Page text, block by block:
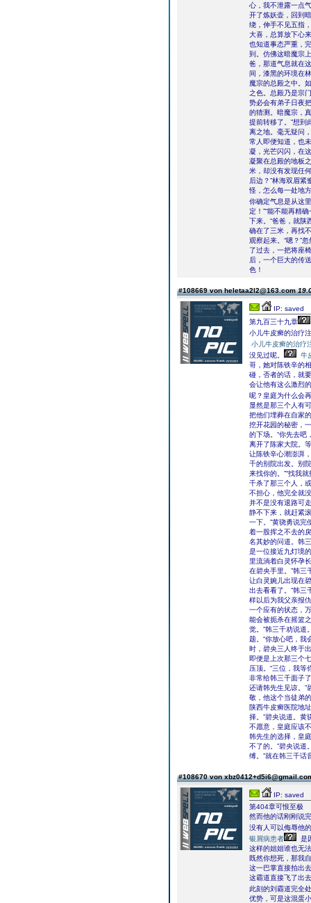
心，我不泄露一点
开了炼妖壶，回到
绕，伸手不见五指
大喜，总算放下心
也知道事态严重，
到。仿佛这暗魔宗
爸，那道气息就在
间，漆黑的环境在
魔宗的总殿之中。
之色。总殿乃是宗
势必会有弟子日夜
的猜测。暗魔宗，
提前转移了。”想到
离之地。毫无疑问
常人即便知道，也
凝，光芒闪闪，在
凝聚在总殿的地板
米，却没有发现任
后边？”林海双眉
怪，怎么每一处地
你确定气息是从这
定！”“能不能再精
下来。“爸爸，就陕
确在了三米，再找
观察起来。“嗯？”
了过去，一把将座
后，一个巨大的传
色！
#108669 von heletaa2l2@163.com
IP: saved
第九百三十九章
小儿牛皮癣的治疗
小儿牛皮癣的治疗
没见过呢。
牛
哥，她对陈铁辛的
碰，否者的话，就
会让他有这么激烈
呢？皇庭为什么会
显然是那三个人有
把他们埋葬在自家
挖开花园的秘密，
的下场。“你先去吧
离开了陈家大院。
让陈铁辛心潮澎湃
千的别院出发。别
来找你的。”“找我
千杀了那三个人，
不担心，他完全就
并不是没有退路可
静不下来，就赶紧
一下。”黄骁勇说完
着一股挥之不去的
名其妙的问道。韩
是一位接近九灯境
里流淌着白灵怀孕
在碧央手里。”韩三
让白灵婉儿出现在
出去看看了。”韩三
样以后为我父亲报
一个应有的状态，
能会被扼杀在摇篮
觉。”韩三千劝说道
题。“你放心吧，我
时，碧央三人终于
即便是上次那三个
压顶。“三位，我等
非常给韩三千面子
还请韩先生见谅。”
敬，他这个当徒弟
陕西牛皮癣医院地
择。”碧央说道。黄
不愿意，皇庭应该
韩先生的选择，皇
不了的。”碧央说道
缚。”就在韩三千话
#108670 von
IP: saved
第404章可恨至极
然而他的话刚刚说
没有人可以侮辱他
银屑病患者
是
这样的姐姐谁也无
既然你想死，那我
这一巴掌直接拍出
这霸道直接飞了出
此刻的刘霸道完全
优势，可是这混蛋